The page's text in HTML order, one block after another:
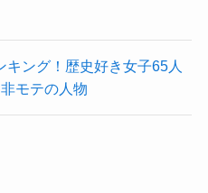
ング！歴史好き女子65人
モテの人物